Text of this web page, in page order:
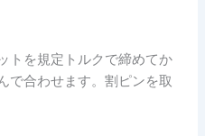
トを規定トルクで締めてか
で合わせます。割ピンを取